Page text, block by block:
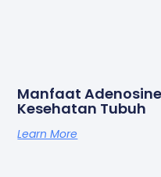
Manfaat
Kesehatan Tubuh
Learn More